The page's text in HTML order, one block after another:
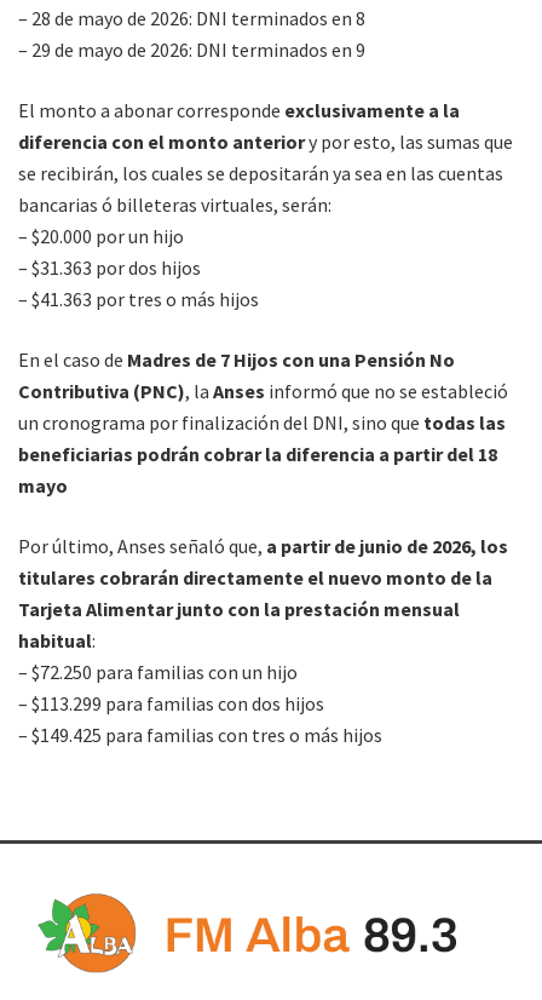
– 28 de mayo de 2026: DNI terminados en 8
– 29 de mayo de 2026: DNI terminados en 9
El monto a abonar corresponde exclusivamente a la
diferencia con el monto anteriory por esto, las sumas que
se recibirán, los cuales se depositarán ya sea en las cuentas
bancarias ó billeteras virtuales, serán:
– $20.000 por un hijo
– $31.363 por dos hijos
– $41.363 por tres o más hijos
En el caso de Madres de 7 Hijos con una Pensión No
Contributiva (PNC), la Anses informó que no se estableció
un cronograma por finalización del DNI, sino que todas las
beneficiarias podrán cobrar la diferencia a partir del 18
mayo
Por último, Anses señaló que, a partir de junio de 2026, los
titulares cobrarán directamente el nuevo monto de la
Tarjeta Alimentar junto con la prestación mensual
habitual:
– $72.250 para familias con un hijo
– $113.299 para familias con dos hijos
– $149.425 para familias con tres o más hijos